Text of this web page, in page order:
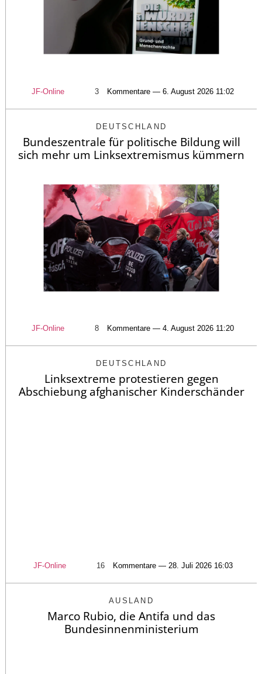
JF-Online 3 Kommentare — 6. August 2026 11:02
DEUTSCHLAND
Bundeszentrale für politische Bildung will
sich mehr um Linksextremismus kümmern
JF-Online 8 Kommentare — 4. August 2026 11:20
DEUTSCHLAND
Linksextreme protestieren gegen
Abschiebung afghanischer Kinderschänder
JF-Online 16 Kommentare — 28. Juli 2026 16:03
AUSLAND
Marco Rubio, die Antifa und das
Bundesinnenministerium